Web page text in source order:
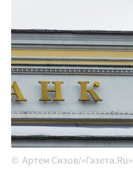
Артем Сизов/«Газета.Ru»